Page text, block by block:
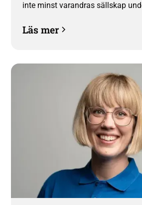
inte minst varandras sällskap
är så glada över att äntligen
Läs mer